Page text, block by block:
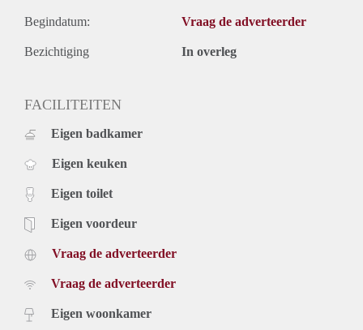
Begindatum: Vraag de adverteerder
Bezichtiging In overleg
FACILITEITEN
Eigen badkamer
Eigen keuken
Eigen toilet
Eigen voordeur
Vraag de adverteerder
Vraag de adverteerder
Eigen woonkamer